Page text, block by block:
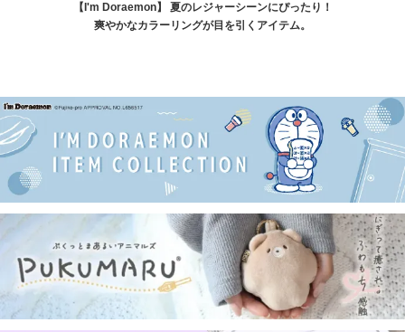
【I'm Doraemon】 夏のレジャーシーンにぴったり！
爽やかなカラーリングが目を引くアイテム。